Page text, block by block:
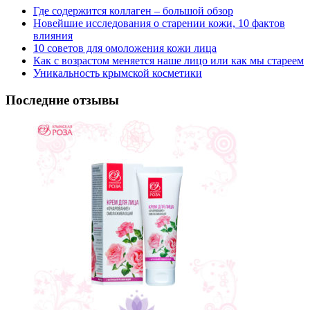
Где содержится коллаген – большой обзор
Новейшие исследования о старении кожи, 10 фактов
влияния
10 советов для омоложения кожи лица
Как с возрастом меняется наше лицо или как мы стареем
Уникальность крымской косметики
Последние отзывы